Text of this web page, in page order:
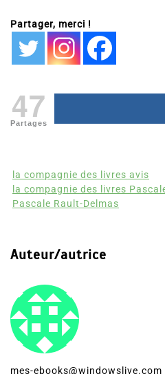
Partager, merci !
47
Partages
la compagnie des livres avis
la compagnie des livres
Pascale Rault-Delmas
Auteur/autrice
mes-ebooks@windowslive.com